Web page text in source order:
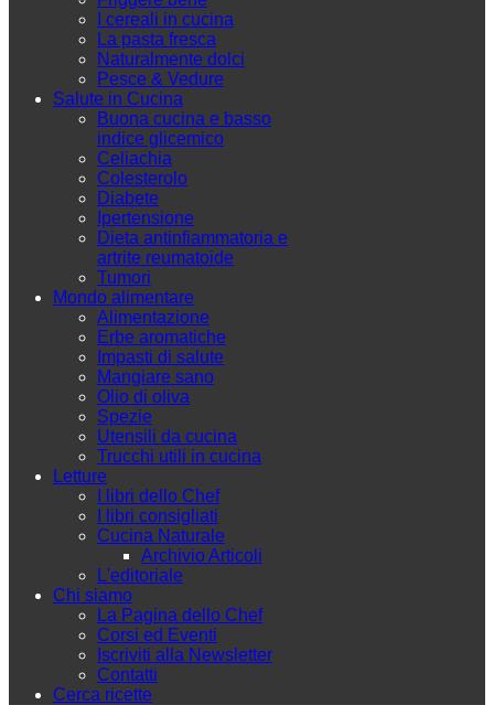
I cereali in cucina
La pasta fresca
Naturalmente dolci
Pesce & Vedure
Salute in Cucina
Buona cucina e basso
indice glicemico
Celiachia
Colesterolo
Diabete
Ipertensione
Dieta antinfiammatoria e
artrite reumatoide
Tumori
Mondo alimentare
Alimentazione
Erbe aromatiche
Impasti di salute
Mangiare sano
Olio di oliva
Spezie
Utensili da cucina
Trucchi utili in cucina
Letture
I libri dello Chef
I libri consigliati
Cucina Naturale
Archivio Articoli
L'editoriale
Chi siamo
La Pagina dello Chef
Corsi ed Eventi
Iscriviti alla Newsletter
Contatti
Cerca ricette